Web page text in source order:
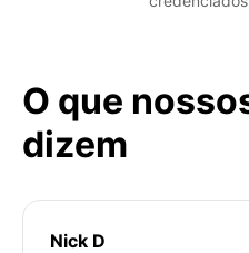
O que
dizem
Nick D